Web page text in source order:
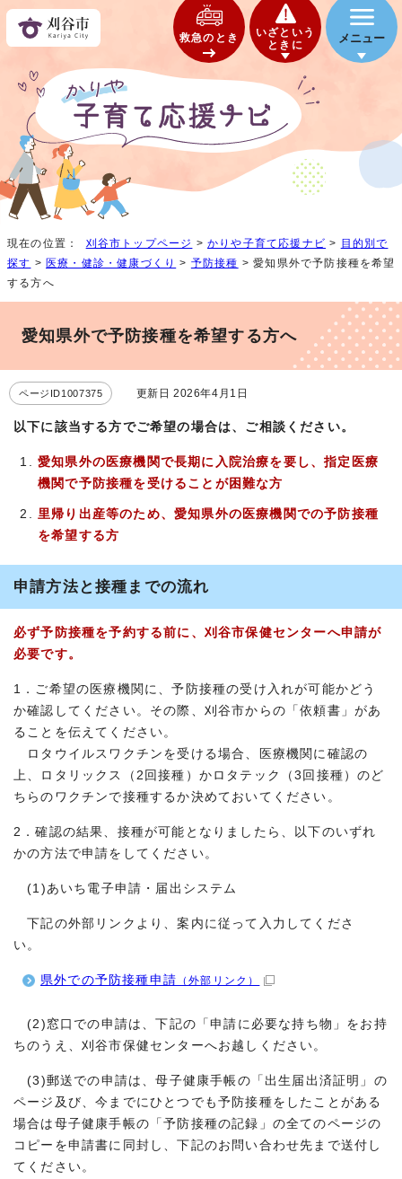
救急のとき
いざという
ときに
メニュー
現在の位置： 刈谷市トップページ >かりや子育て応援ナビ > 目的別で
探す > 医療・健診・健康づくり > 予防接種 > 愛知県外で予防接種を希望
する方へ
愛知県外で予防接種を希望する方へ
ページID1007375 更新日 2026年4月1日
以下に該当する方でご希望の場合は、ご相談ください。
愛知県外の医療機関で長期に入院治療を要し、指定医療
機関で予防接種を受けることが困難な方
里帰り出産等のため、愛知県外の医療機関での予防接種
を希望する方
申請方法と接種までの流れ
必ず予防接種を予約する前に、刈谷市保健センターへ申請が
必要です。
1．ご希望の医療機関に、予防接種の受け入れが可能かどう
か確認してください。その際、刈谷市からの「依頼書」があ
ることを伝えてください。
ロタウイルスワクチンを受ける場合、医療機関に確認の
上、ロタリックス（2回接種）かロタテック（3回接種）のど
ちらのワクチンで接種するか決めておいてください。
2．確認の結果、接種が可能となりましたら、以下のいずれ
かの方法で申請をしてください。
(1)あいち電子申請・届出システム
下記の外部リンクより、案内に従って入力してくださ
い。
県外での予防接種申請 （外部リンク）
(2)窓口での申請は、下記の「申請に必要な持ち物」をお持
ちのうえ、刈谷市保健センターへお越しください。
(3)郵送での申請は、母子健康手帳の「出生届出済証明」の
ページ及び、今までにひとつでも予防接種をしたことがある
場合は母子健康手帳の「予防接種の記録」の全てのページの
コピーを申請書に同封し、下記のお問い合わせ先まで送付し
てください。